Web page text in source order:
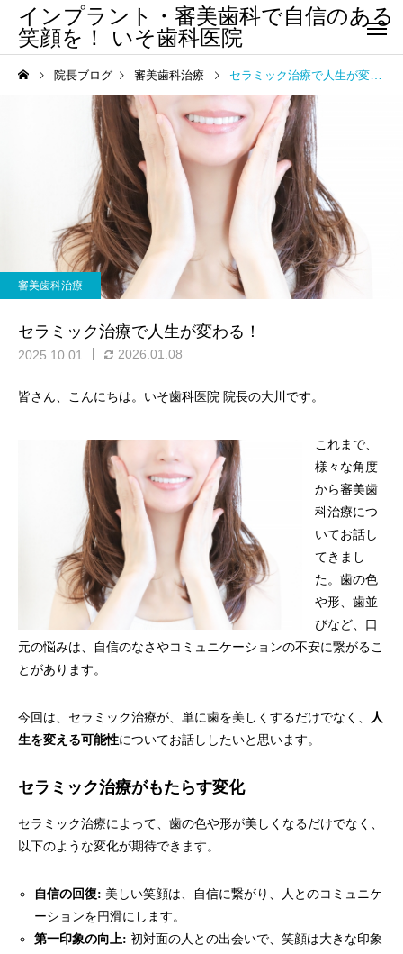
インプラント・審美歯科で自信のある
笑顔を！ いそ歯科医院
院長ブログ 審美歯科治療 セラミック治療で人生が変わる！
審美歯科治療
セラミック治療で人生が変わる！
2025.10.01 2026.01.08
皆さん、こんにちは。いそ歯科医院 院長の大川です。
これまで、
様々な角度
から審美歯
科治療につ
いてお話し
てきまし
た。歯の色
や形、歯並
びなど、口
元の悩みは、自信のなさやコミュニケーションの不安に繋がるこ
とがあります。
今回は、セラミック治療が、単に歯を美しくするだけでなく、
人
生を変える可能性についてお話ししたいと思います。
セラミック治療がもたらす変化
セラミック治療によって、歯の色や形が美しくなるだけでなく、
以下のような変化が期待できます。
自信の回復: 美しい笑顔は、自信に繋がり、人とのコミュニケ
ーションを円滑にします。
第一印象の向上: 初対面の人との出会いで、笑顔は大きな印象